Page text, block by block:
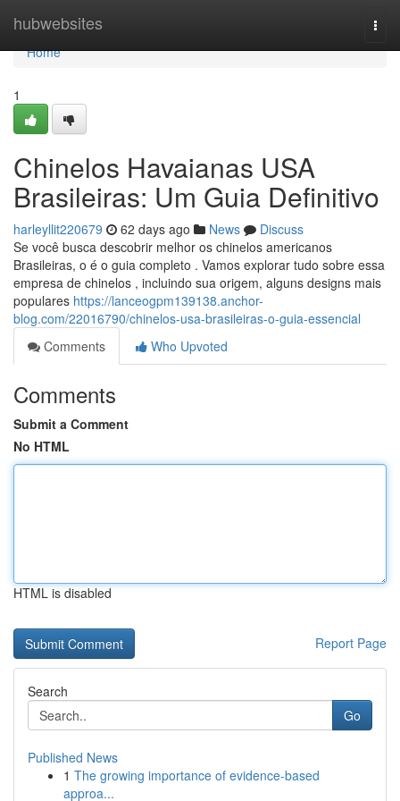
hubwebsites
Home
Home
1
Chinelos Havaianas USA
Brasileiras: Um Guia Definitivo
harleyllit220679 62 days ago News
Discuss
Se você busca descobrir melhor os chinelos americanos
Brasileiras, o é o guia completo . Vamos explorar tudo sobre essa
empresa de chinelos , incluindo sua origem, alguns designs mais
populares https://lanceogpm139138.anchor-
blog.com/22016790/chinelos-usa-brasileiras-o-guia-essencial
Comments
Who Upvoted
Comments
Submit a Comment
No HTML
HTML is disabled
Report Page
Search
Go
Published News
1 The growing importance of evidence-based
approa...